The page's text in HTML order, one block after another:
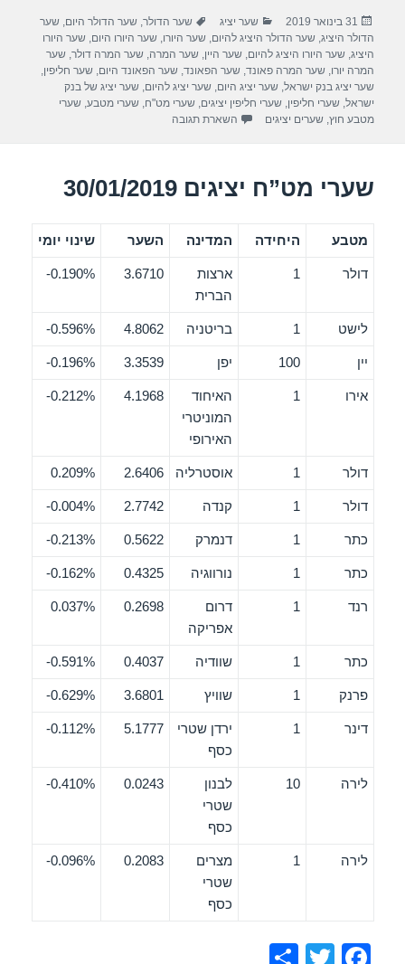
e
b
o
o
er
e
פורסם
בתאריך
31 בינואר 2019 קטגוריות
שער יציג תגיות
שער הדולר,שער הדולר היום,שער
הדולר היציג,שער הדולר היציג להיום,שער היורו,שער היורו היום,שער היורו
היציג,שער היורו היציג להיום,שער היין,שער המרה,שער המרה דולר,שער
המרה יורו,שער המרה פאונד,שער הפאונד,שער הפאונד היום,שער חליפין,
שער יציג בנק ישראל,שער יציג היום,שער יציג להיום,שער יציג של בנק
ישראל,שערי חליפין,שערי חליפין יציגים,שערי מט"ח,שערי מטבע,שערי
מטבע חוץ,שערים יציגים השארת תגובה
שערי מט”ח יציגים 30/01/2019
מטבע היחידה המדינה השער שינוי יומי
דולר 1
ארצות
הברית
3.6710
0.190%-
לישט 1 בריטניה 4.8062
0.596%-
יין 100 יפן 3.3539
0.196%-
אירו 1
האיחוד
המוניטרי
האירופי
4.1968
0.212%-
דולר 1 אוסטרליה 2.6406
0.209%
דולר 1 קנדה 2.7742
0.004%-
כתר 1 דנמרק 0.5622
0.213%-
כתר 1 נורווגיה 0.4325
0.162%-
רנד 1
דרום
אפריקה
0.2698
0.037%
כתר 1 שוודיה 0.4037
0.591%-
פרנק 1 שוויץ 3.6801
0.629%-
דינר 1
ירדן שטרי
כסף
5.1777
0.112%-
לירה 10
לבנון
שטרי
כסף
0.0243
0.410%-
לירה 1
מצרים
שטרי
כסף
0.2083
0.096%-
F
T